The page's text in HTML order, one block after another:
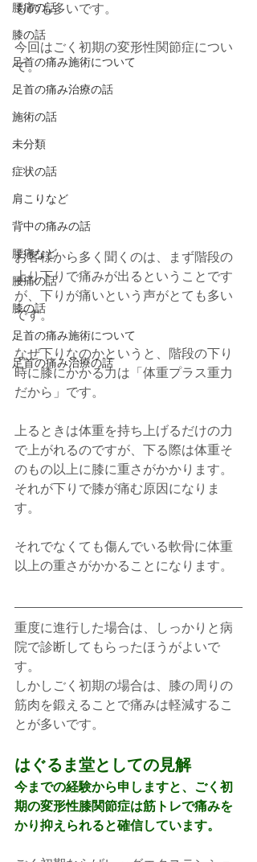
腰痛の話
膝の話
足首の痛み施術について
足首の痛み治療の話
施術の話
未分類
症状の話
肩こりなど
背中の痛みの話
腰痛など
腰痛の話
膝の話
足首の痛み施術について
足首の痛み治療の話
ものも多いです。
今回はごく初期の変形性関節症につい
て。
お客様から多く聞くのは、まず階段の
上り下りで痛みが出るということです
が、下りが痛いという声がとても多い
です。
なぜ下りなのかというと、階段の下り
時に膝にかかる力は「体重プラス重力
だから」です。
上るときは体重を持ち上げるだけの力
で上がれるのですが、下る際は体重そ
のもの以上に膝に重さがかかります。
それが下りで膝が痛む原因になりま
す。
それでなくても傷んでいる軟骨に体重
以上の重さがかかることになります。
重度に進行した場合は、しっかりと病
院で診断してもらったほうがよいで
す。
しかしごく初期の場合は、膝の周りの
筋肉を鍛えることで痛みは軽減するこ
とが多いです。
はぐるま堂としての見解
今までの経験から申しますと、ごく初
期の変形性膝関節症は筋トレで痛みを
かり抑えられると確信しています。